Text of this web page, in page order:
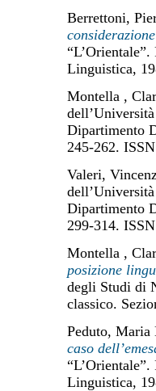
Berrettoni,
Linguistica,
Montella ,
Dipartimento
245-262.
Valeri,
Dipartimento
299-314.
Montella ,
posizione
degli Studi di
classico.
Peduto, Maria
caso
Linguistica,